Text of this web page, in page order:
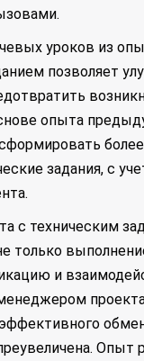
уроков из
позволяет
опыта
задания, с
с техническим
только
и
Опыт